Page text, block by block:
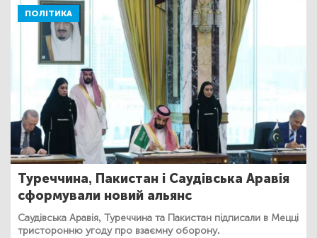
ПОЛІТИКА
Туреччина, Пакистан і Саудівська Аравія
сформували новий альянс
Саудівська Аравія, Туреччина та Пакистан підписали в Мецці
тристоронню угоду про взаємну оборону.